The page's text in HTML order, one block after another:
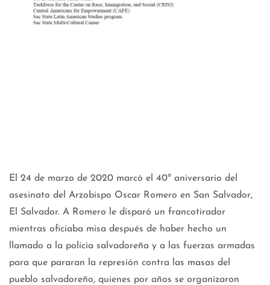
El 24 de marzo de 2020 marcó el 40º aniversario del
asesinato del Arzobispo Oscar Romero en San Salvador,
El Salvador. A Romero le disparó un francotirador
mientras oficiaba misa después de haber hecho un
llamado a la policía salvadoreña y a las fuerzas armadas
para que pararan la represión contra las masas del
pueblo salvadoreño, quienes por años se organizaron